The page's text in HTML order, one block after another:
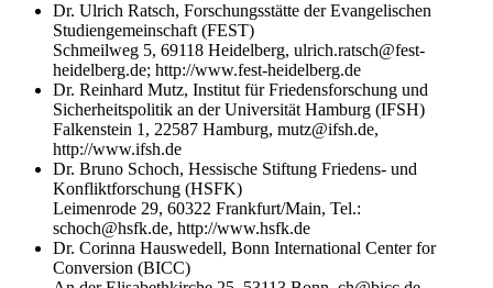
Dr. Ulrich Ratsch, Forschungsstätte der Evangelischen
Studiengemeinschaft (FEST)
Schmeilweg 5, 69118 Heidelberg, ulrich.ratsch@fest-
heidelberg.de; http://www.fest-heidelberg.de
Dr. Reinhard Mutz, Institut für Friedensforschung und
Sicherheitspolitik an der Universität Hamburg (IFSH)
Falkenstein 1, 22587 Hamburg, mutz@ifsh.de,
http://www.ifsh.de
Dr. Bruno Schoch, Hessische Stiftung Friedens- und
Konfliktforschung (HSFK)
Leimenrode 29, 60322 Frankfurt/Main, Tel.:
schoch@hsfk.de, http://www.hsfk.de
Dr. Corinna Hauswedell, Bonn International Center for
Conversion (BICC)